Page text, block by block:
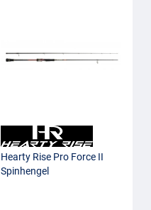
Hearty Rise Pro Force II
Spinhengel